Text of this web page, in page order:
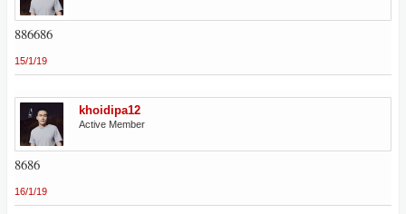
886686
15/1/19
khoidipa12
Active Member
8686
16/1/19